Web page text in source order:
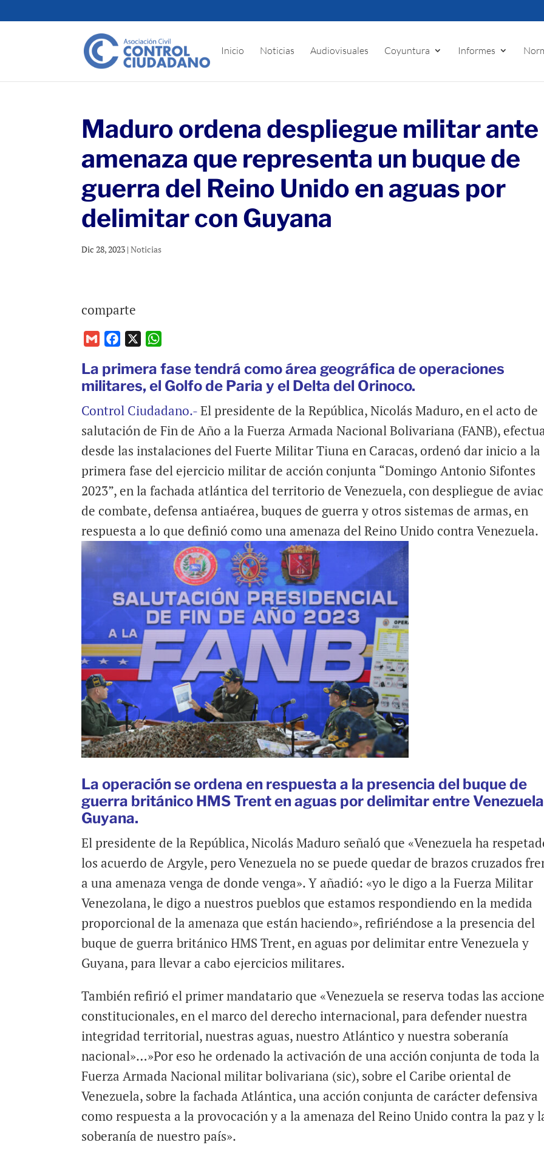
Inicio Noticias Audiovisuales Coyuntura Informes
Maduro ordena despliegue militar ante
amenaza que representa un buque de
guerra del Reino Unido en aguas por
delimitar con Guyana
Dic 28, 2023 |Noticias
comparte
G
a
i
c
e
o
o
k
a
t
A
p
p
La primera fase tendrá como área geográfica de operaciones
militares, el Golfo de Paria y el Delta del Orinoco.
Control Ciudadano.-El presidente de la República, Nicolás Maduro, en el acto de
salutación de Fin de Año a la Fuerza Armada Nacional Bolivariana (FANB),
desde las instalaciones del Fuerte Militar Tiuna en Caracas, ordenó dar inicio a la
primera fase del ejercicio militar de acción conjunta “Domingo Antonio Sifontes
2023”, en la fachada atlántica del territorio de Venezuela, con despliegue de
de combate, defensa antiaérea, buques de guerra y otros sistemas de armas, en
respuesta a lo que definió como una amenaza del Reino Unido contra Venezuela.
La operación se ordena en respuesta a la presencia del buque de
guerra británico HMS Trent en aguas por delimitar entre
Guyana.
El presidente de la República, Nicolás Maduro señaló que «Venezuela ha
los acuerdo de Argyle, pero Venezuela no se puede quedar de brazos cruzados
a una amenaza venga de donde venga». Y añadió: «yo le digo a la Fuerza Militar
Venezolana, le digo a nuestros pueblos que estamos respondiendo en la medida
proporcional de la amenaza que están haciendo», refiriéndose a la presencia del
buque de guerra británico HMS Trent, en aguas por delimitar entre Venezuela y
Guyana, para llevar a cabo ejercicios militares.
También refirió el primer mandatario que «Venezuela se reserva todas las
constitucionales, en el marco del derecho internacional, para defender nuestra
integridad territorial, nuestras aguas, nuestro Atlántico y nuestra soberanía
nacional»…»Por eso he ordenado la activación de una acción conjunta de toda la
Fuerza Armada Nacional militar bolivariana (sic), sobre el Caribe oriental de
Venezuela, sobre la fachada Atlántica, una acción conjunta de carácter defensiva
como respuesta a la provocación y a la amenaza del Reino Unido contra la paz y
soberanía de nuestro país».